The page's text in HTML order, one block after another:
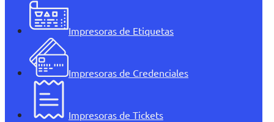
Impresoras de Etiquetas
Impresoras de Credenciales
Impresoras de Tickets